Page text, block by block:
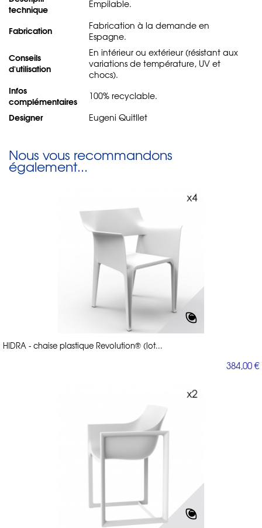
technique
Empilable.
Fabrication
Fabrication à la demande en
Espagne.
Conseils
d'utilisation
En intérieur ou extérieur (résistant aux
variations de température, UV et
chocs).
Infos
complémentaires
100% recyclable.
Designer Eugeni Quitllet
Nous vous recommandons
également...
HIDRA - chaise plastique Revolution® (lot...
384,00 €